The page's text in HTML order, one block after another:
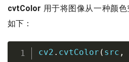
cvtColor 用于将图像从一种颜
如下：
cv2 . cvtColor ( src ,